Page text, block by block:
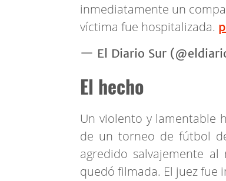
inmediatamente un
víctima fue hospitalizada.
— El Diario Sur
El hecho
Un violento y lamentable
de un torneo de fútbol
agredido salvajemente
quedó filmada. El juez fue